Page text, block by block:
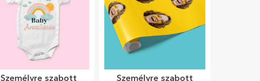
Személyre szabott
Személyre szabott